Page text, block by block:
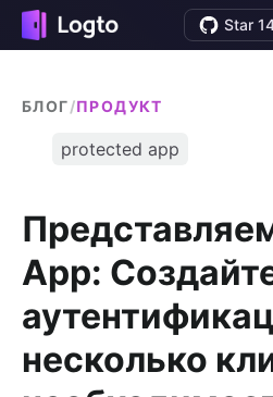
Star
БЛОГ/ПРОДУКТ
protected app
App:
несколько